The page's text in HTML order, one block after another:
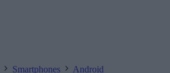
Smartphones
Android